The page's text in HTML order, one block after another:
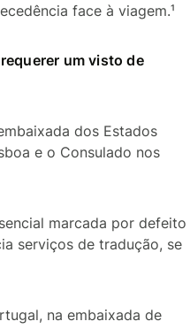
face à viagem.¹
um visto de
dos Estados
e o Consulado nos
marcada por defeito
serviços de tradução, se
na embaixada de